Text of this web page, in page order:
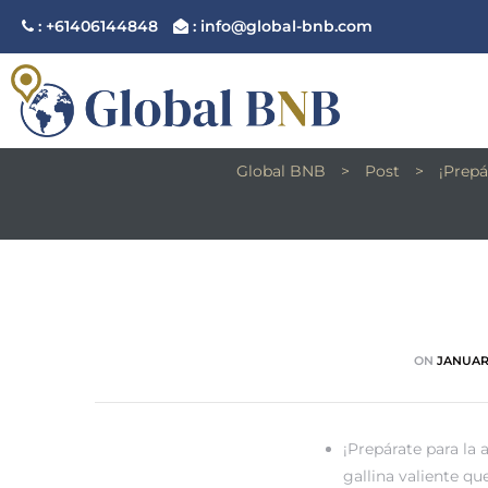
: +61406144848 : info@global-bnb.com
¡PREPÁRATE PARA LA
Global BNB > Post >
ON
¡Prepárate para
gallina valiente